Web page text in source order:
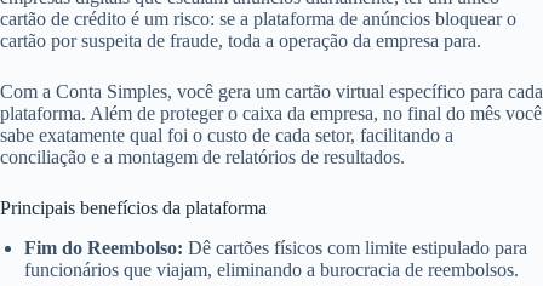
cartão de crédito é um risco: se a plataforma de anúncios bloquear o
cartão por suspeita de fraude, toda a operação da empresa para.
Com a Conta Simples, você gera um cartão virtual específico para cada
plataforma. Além de proteger o caixa da empresa, no final do mês você
sabe exatamente qual foi o custo de cada setor, facilitando a
conciliação e a montagem de relatórios de resultados.
Principais benefícios da plataforma
Fim do Reembolso: Dê cartões físicos com limite estipulado para
funcionários que viajam, eliminando a burocracia de reembolsos.